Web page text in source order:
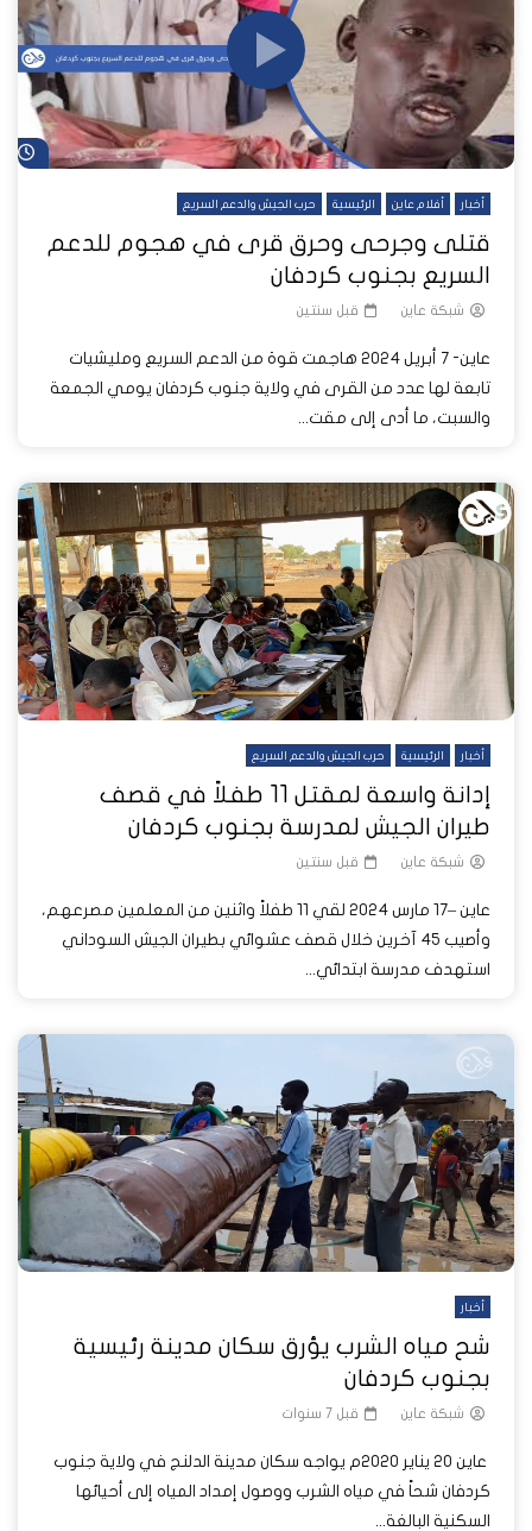
أخبار أفلام عاين الرئيسية حرب الجيش والدعم السريع
قتلى وجرحى وحرق قرى في هجوم للدعم
السريع بجنوب كردفان
شبكة عاين قبل سنتين
عاين- 7 أبريل 2024 هاجمت قوة من الدعم السريع ومليشيات
تابعة لها عدد من القرى في ولاية جنوب كردفان يومي الجمعة
والسبت، ما أدى إلى مقت...
أخبار الرئيسية حرب الجيش والدعم السريع
إدانة واسعة لمقتل 11 طفلاً في قصف
طيران الجيش لمدرسة بجنوب كردفان
شبكة عاين قبل سنتين
عاين –17 مارس 2024 لقي 11 طفلاً واثنين من المعلمين مصرعهم،
وأصيب 45 آخرين خلال قصف عشوائي بطيران الجيش السوداني
استهدف مدرسة ابتدائي...
أخبار
شح مياه الشرب يؤرق سكان مدينة رئيسية
بجنوب كردفان
شبكة عاين قبل 7 سنوات
عاين 20 يناير 2020م يواجه سكان مدينة الدلنج في ولاية جنوب
كردفان شحاً في مياه الشرب ووصول إمداد المياه إلى أحيائها
السكنية البالغة...